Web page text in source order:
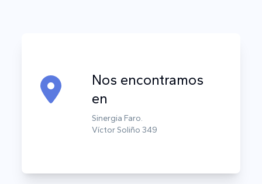
Nos encontramos
en
Sinergia Faro.
Víctor Soliño 349